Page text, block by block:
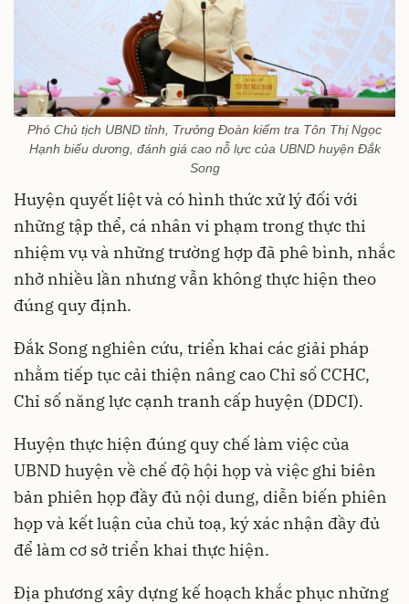
Phó Chủ tịch UBND tỉnh, Trưởng Đoàn kiểm tra Tôn Thị Ngọc
Hạnh biểu dương, đánh giá cao nỗ lực của UBND huyện Đắk
Song
Huyện quyết liệt và có hình thức xử lý đối với
những tập thể, cá nhân vi phạm trong thực thi
nhiệm vụ và những trường hợp đã phê bình, nhắc
nhở nhiều lần nhưng vẫn không thực hiện theo
đúng quy định.
Đắk Song nghiên cứu, triển khai các giải pháp
nhằm tiếp tục cải thiện nâng cao Chỉ số CCHC,
Chỉ số năng lực cạnh tranh cấp huyện (DDCI).
Huyện thực hiện đúng quy chế làm việc của
UBND huyện về chế độ hội họp và việc ghi biên
bản phiên họp đầy đủ nội dung, diễn biến phiên
họp và kết luận của chủ toạ, ký xác nhận đầy đủ
để làm cơ sở triển khai thực hiện.
Địa phương xây dựng kế hoạch khắc phục những